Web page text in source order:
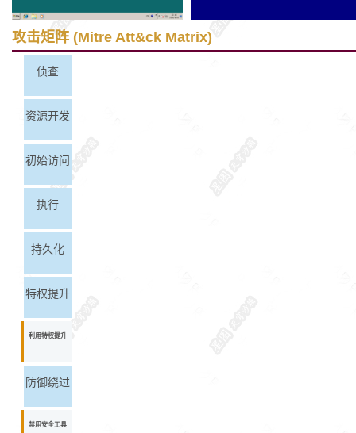
攻击矩阵 (Mitre Att&ck Matrix)
侦查
资源开发
初始访问
执行
持久化
特权提升
利用特权提升
防御绕过
禁用安全工具